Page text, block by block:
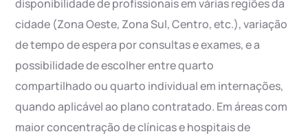
disponibilidade de profissionais em várias regiões da
cidade (Zona Oeste, Zona Sul, Centro, etc.), variação
de tempo de espera por consultas e exames, e a
possibilidade de escolher entre quarto
compartilhado ou quarto individual em internações,
quando aplicável ao plano contratado. Em áreas com
maior concentração de clínicas e hospitais de